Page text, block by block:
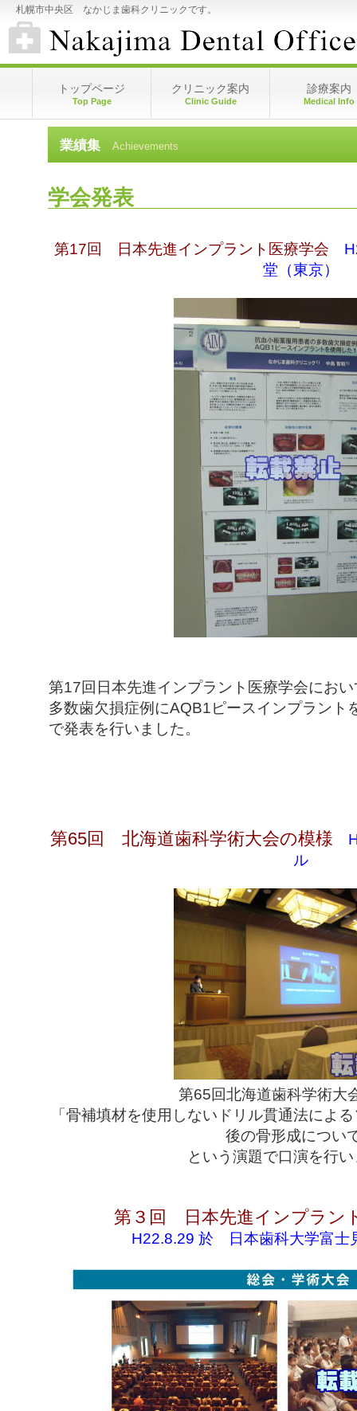
札幌市中央区 なかじま歯科クリニックです。
業績集 Achievements
学会発表
第17回 日本先進インプラント医療学会
堂（東京）
第17回日本先進インプラント医療学会にお
多数歯欠損症例にAQB1ピースインプラント
で発表を行いました。
第65回 北海道歯科学術大会の模様
ル
第65回北海道歯科学術大
「骨補填材を使用しないドリル貫通法によ
後の骨形成につい
という演題で口演を行
第３回 日本先進インプラン
H22.8.29 於 日本歯科大学富士
トップページ
Top Page
クリニック案内
Clinic Guide
診療案内
Medical Info